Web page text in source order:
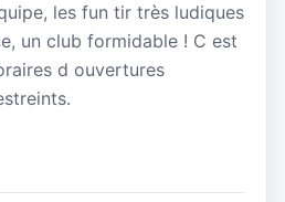
les fun tir très ludiques
un club formidable ! C est
d ouvertures